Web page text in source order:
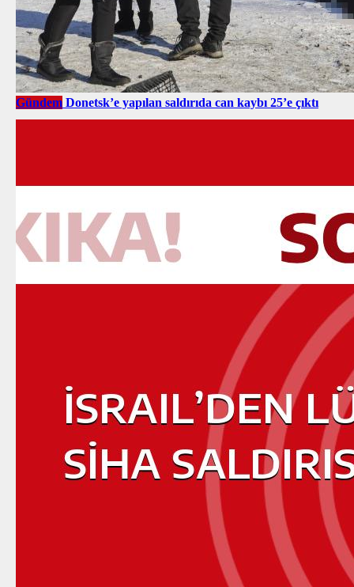
Gündem Donetsk’e yapılan saldırıda can kaybı 25’e çıktı